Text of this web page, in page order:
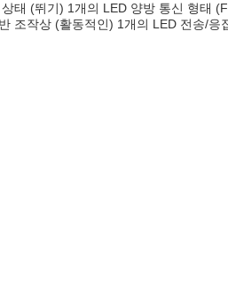
태 (뛰기) 1개의 LED 양방 통신 형태
조작상 (활동적인) 1개의 LED 전송/응